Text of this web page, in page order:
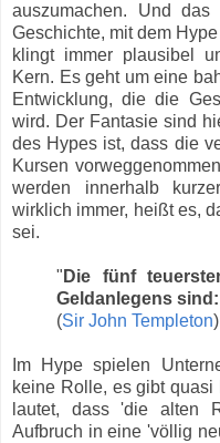
auszumachen. Und
Geschichte, mit dem
klingt immer plausibel
Kern. Es geht um eine
Entwicklung, die die
wird. Der Fantasie sind
des Hypes ist, dass die
Kursen
werden innerhalb
wirklich immer, heißt es,
sei.
" Die fünf
Geldanlegens
(Sir John Templeton)
Im Hype spielen
keine Rolle, es gibt
lautet, dass 'die alten
Aufbruch in eine 'völlig